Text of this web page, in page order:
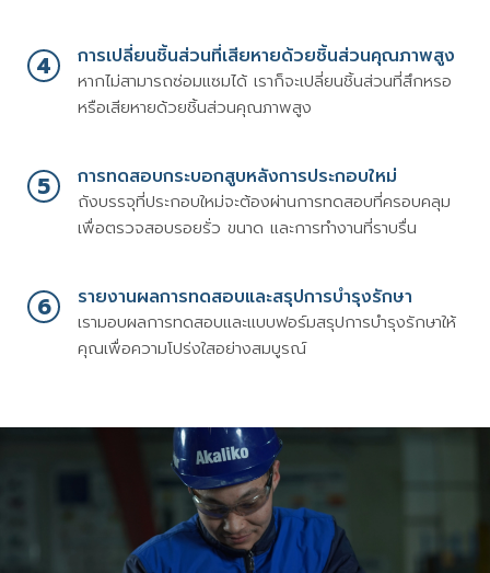
4 การเปลี่ยนชิ้นส่วนที่เสียหายด้วยชิ้นส่วนคุณภาพสูง
หากไม่สามารถซ่อมแซมได้ เราก็จะเปลี่ยนชิ้นส่วนที่สึกหรอ
หรือเสียหายด้วยชิ้นส่วนคุณภาพสูง
5 การทดสอบกระบอกสูบหลังการประกอบใหม่
ถังบรรจุที่ประกอบใหม่จะต้องผ่านการทดสอบที่ครอบคลุม
เพื่อตรวจสอบรอยรั่ว ขนาด และการทำงานที่ราบรื่น
6 รายงานผลการทดสอบและสรุปการบำรุงรักษา
เรามอบผลการทดสอบและแบบฟอร์มสรุปการบำรุงรักษาให้
คุณเพื่อความโปร่งใสอย่างสมบูรณ์